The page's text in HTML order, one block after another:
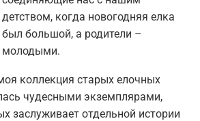
детством, когда новогодняя елка
был большой, а родители –
молодыми.
коллекция старых елочных
чудесными экземплярами,
заслуживает отдельной истории